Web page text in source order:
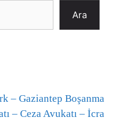
Ara
– Gaziantep Boşanma
– Ceza Avukatı – İcra